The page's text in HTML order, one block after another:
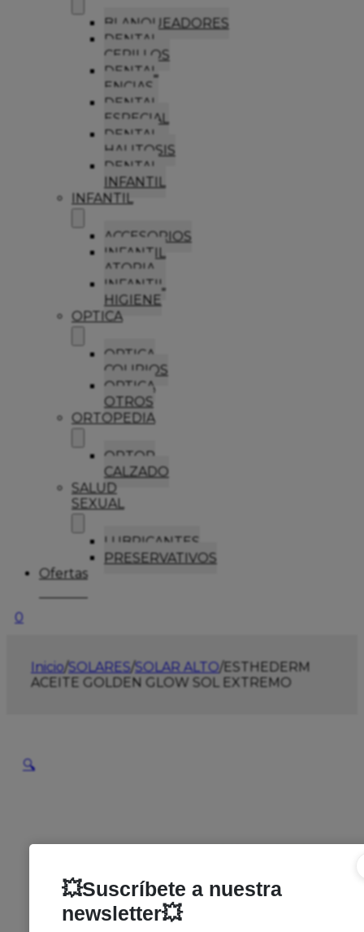
BLANQUEADORES
DENTAL
CEPILLOS
DENTAL
ENCIAS
DENTAL
ESPECIAL
DENTAL
HALITOSIS
DENTAL
INFANTIL
INFANTIL
ACCESORIOS
INFANTIL
ATOPIA
INFANTIL
HIGIENE
OPTICA
OPTICA
COLIRIOS
OPTICA
OTROS
ORTOPEDIA
ORTOP
CALZADO
SALUD
SEXUAL
LUBRICANTES
PRESERVATIVOS
Ofertas
0
Inicio/SOLARES/SOLAR ALTO/ESTHEDERM
ACEITE GOLDEN GLOW SOL EXTREMO
🔍